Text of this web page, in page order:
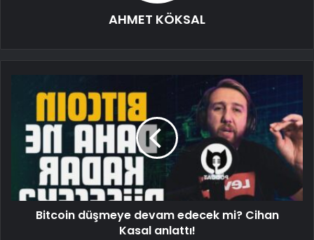
AHMET KÖKSAL
Bitcoin düşmeye devam edecek mi? Cihan
Kasal anlattı!